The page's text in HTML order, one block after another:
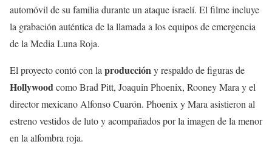
automóvil de su familia durante un ataque israelí. El filme incluye
la grabación auténtica de la llamada a los equipos de emergencia
de la Media Luna Roja.
El proyecto contó con la producción y respaldo de figuras de
Hollywood como Brad Pitt, Joaquin Phoenix, Rooney Mara y el
director mexicano Alfonso Cuarón. Phoenix y Mara asistieron al
estreno vestidos de luto y acompañados por la imagen de la menor
en la alfombra roja.